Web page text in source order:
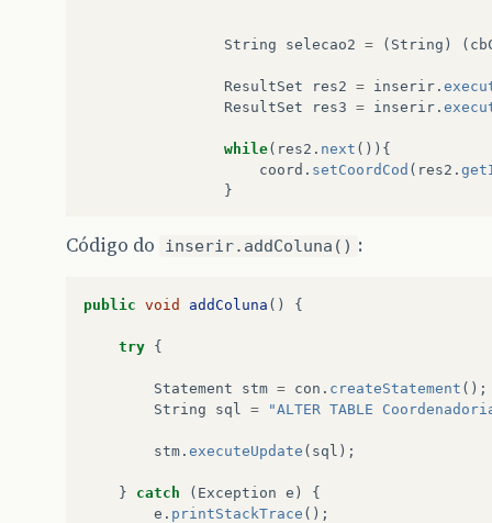
String selecao2 = ( String ) (
ResultSet res2 = inserir .
ResultSet
res3 = inserir .
while( res2 . next ()){
coord . setCoordCod ( res2 .
}
docente.setDocCod
ResultSet
();
inserir
coordenadorUpdate
. setCont
cbCoordenador
Código do inserir.addColuna() :
public void addColuna () {
try {
Statement stm = con . createStatement ();
String
sql = "ALTER TABLE
stm . executeUpdate ( sql );
} catch ( Exception e )
{
e . printStackTrace ();